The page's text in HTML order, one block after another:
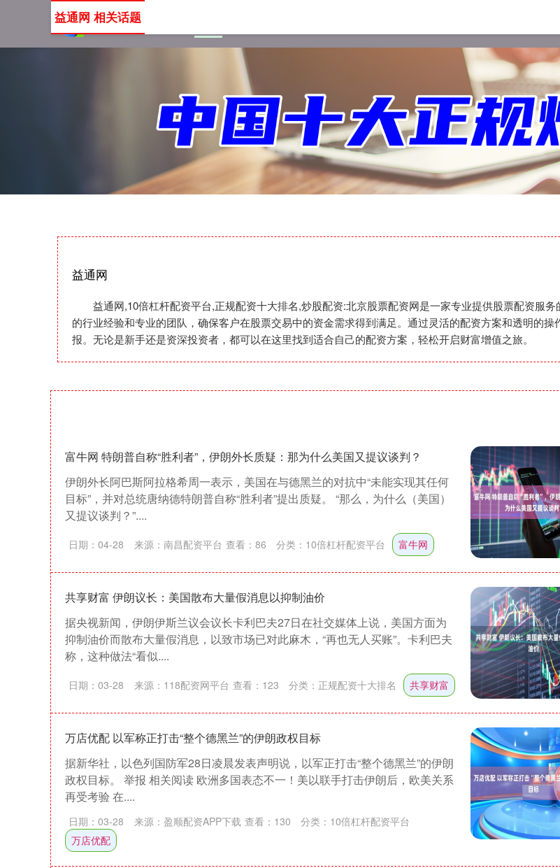
益通网
益通网,10倍杠杆配资平台,正规配资十大排名,炒股配资:北京股票配资网是一家专业提供股票配资服
的行业经验和专业的团队，确保客户在股票交易中的资金需求得到满足。通过灵活的配资方案和透明的
报。无论是新手还是资深投资者，都可以在这里找到适合自己的配资方案，轻松开启财富增值之旅。
益通网 相关话题
富牛网 特朗普自称“胜利者”，伊朗外长质疑：那为什么美国又提议谈判？
伊朗外长阿巴斯阿拉格希周一表示，美国在与德黑兰的对抗中“未能实现其任何
目标”，并对总统唐纳德特朗普自称“胜利者”提出质疑。 “那么，为什么（美国）
又提议谈判？”....
日期：04-28 来源：南昌配资平台 查看： 86 分类： 10倍杠杆配资平台 富牛网
共享财富 伊朗议长：美国散布大量假消息以抑制油价
据央视新闻，伊朗伊斯兰议会议长卡利巴夫27日在社交媒体上说，美国方面为
抑制油价而散布大量假消息，以致市场已对此麻木，“再也无人买账”。卡利巴夫
称，这种做法“看似....
日期：03-28 来源：118配资网平台 查看： 123 分类： 正规配资十大排名 共享财富
万店优配 以军称正打击“整个德黑兰”的伊朗政权目标
据新华社，以色列国防军28日凌晨发表声明说，以军正打击“整个德黑兰”的伊朗
政权目标。 举报 相关阅读 欧洲多国表态不一！美以联手打击伊朗后，欧美关系
再受考验 在....
日期：03-28 来源：盈顺配资APP下载 查看： 130 分类： 10倍杠杆配资平台
万店优配
0.20% 深证成指 14148.86 -162.15 -1.13% 沪深300 4670.05 -24.39